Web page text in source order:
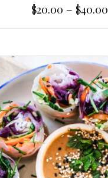
$20.00 – $40.00